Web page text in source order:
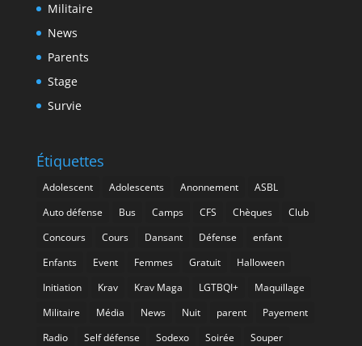
Militaire
News
Parents
Stage
Survie
Étiquettes
Adolescent Adolescents Anonnement
ASBL
Auto défense
Bus Camps CFS Chèques
Club
Concours
Cours Dansant Défense
enfant
Enfants
Event Femmes Gratuit
Halloween
Initiation
Krav Krav Maga LGTBQI+
Maquillage
Militaire
Média News Nuit parent
Payement
Radio
Self défense Sodexo Soirée
Souper